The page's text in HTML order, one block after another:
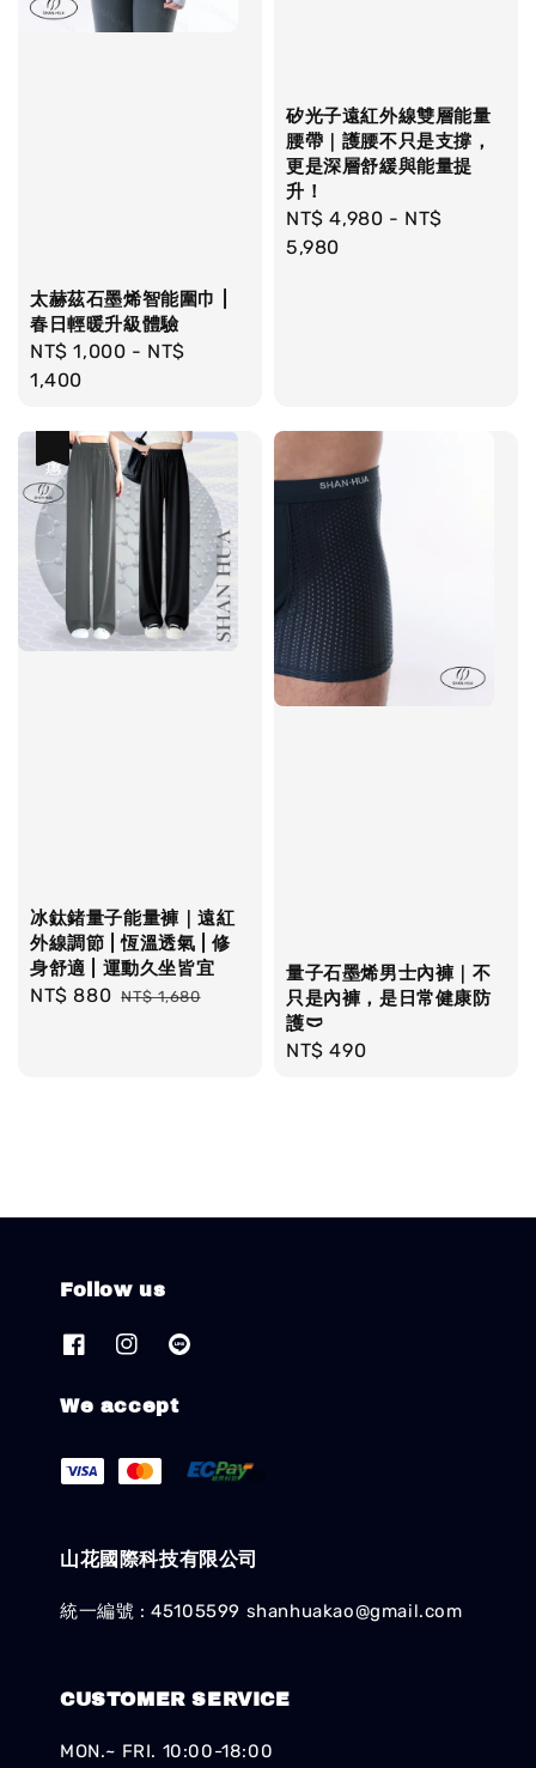
太赫茲石墨烯智能圍巾 |
春日輕暖升級體驗
Regular
price
NT$ 1,000 - NT$
1,400
矽光子遠紅外線雙層能量
腰帶｜護腰不只是支撐，
更是深層舒緩與能量提
升！
Regular
price
NT$ 4,980 - NT$
5,980
冰鈦鍺量子能量褲｜遠紅
外線調節 | 恆溫透氣 | 修
身舒適 | 運動久坐皆宜
Sale
NT$ 880 Regular
NT$ 1,680
量子石墨烯男士內褲｜不
只是內褲，是日常健康防
護🩲
Regular
NT$ 490
Follow us
We accept
山花國際科技有限公司
統一編號 : 45105599 shanhuakao@gmail.com
CUSTOMER SERVICE
MON.~ FRI. 10:00-18:00